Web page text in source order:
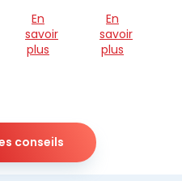
En
savoir
plus
En
savoir
plus
conseils